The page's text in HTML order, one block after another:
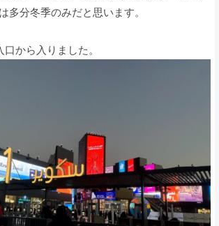
多分冬季のみだと思います。
から入りました。